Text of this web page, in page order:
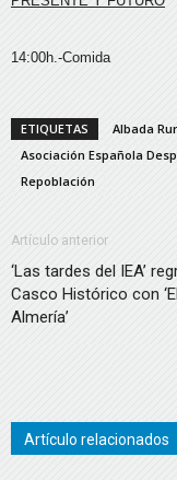
14:00h.-Comida
ETIQUETAS Albada
Asociación Española
Repoblación
Artículo anterior
‘Las tardes del IEA’
Casco Histórico con
Almería’
Artículo relacionados